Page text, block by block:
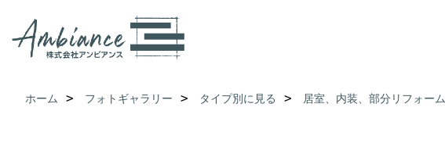
ホーム フォトギャラリー タイプ別に見る 居室、内装、部分リフォーム